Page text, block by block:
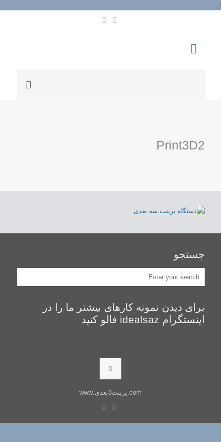
Print3D2
جستجو
برای دیدن نمونه کارهای بیشتر ما را در
اینستگرام idealsaz فالو کنید
com.پرینت3بعدی.www